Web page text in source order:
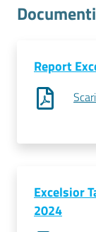
l'Impresa
Consumatore
digitale
Documenti
Report
Excelsior
2024